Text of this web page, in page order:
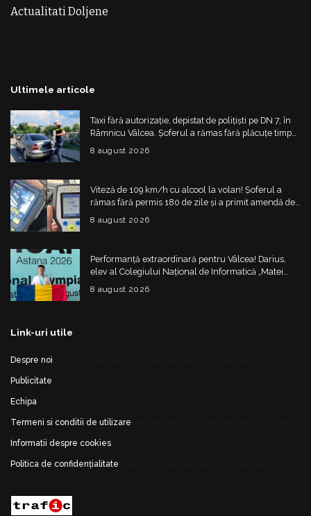
Actualitati Doljene
Ultimele articole
Taxi fără autorizație, depistat de polițiști pe DN 7, în
Râmnicu Vâlcea. Șoferul a rămas fără plăcuțe timp
de 6 luni
8 august 2026
Viteză de 109 km/h cu alcool la volan! Șoferul a
rămas fără permis 180 de zile și a primit amendă de
4.325 de lei
8 august 2026
Performanță extraordinară pentru Vâlcea! Darius,
elev al Colegiului Național de Informatică „Matei
Basarab”, a cucerit argintul la Olimpiada
Internațională de Inteligență Artificială
8 august 2026
Link-uri utile
Despre noi
Publicitate
Echipa
Termeni si conditii de utilizare
Informatii despre cookies
Politica de confidențialitate